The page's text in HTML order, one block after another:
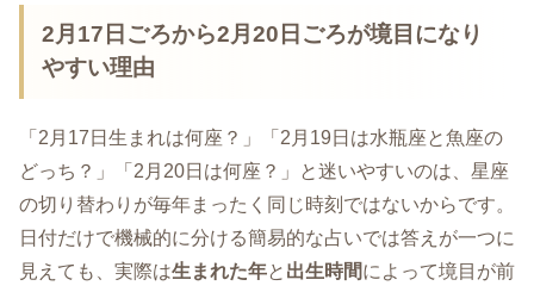
2月17日ごろから2月20日ごろが境目になり
やすい理由
「2月17日生まれは何座？」「2月19日は水瓶座と魚座の
どっち？」「2月20日は何座？」と迷いやすいのは、星座
の切り替わりが毎年まったく同じ時刻ではないからです。
日付だけで機械的に分ける簡易的な占いでは答えが一つに
見えても、実際は生まれた年と 出生時間によって境目が前